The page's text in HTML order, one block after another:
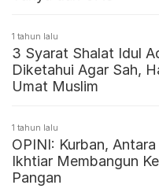
1 tahun lalu
3 Syarat Shalat Idul
Diketahui Agar Sah,
Umat Muslim
1 tahun lalu
OPINI: Kurban,
Ikhtiar Membangun
Pangan